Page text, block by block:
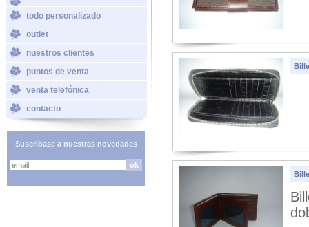
todo personalizado
outlet
nuestros clientes
puntos de venta
venta telefónica
contacto
Suscríbase a nuestras novedades